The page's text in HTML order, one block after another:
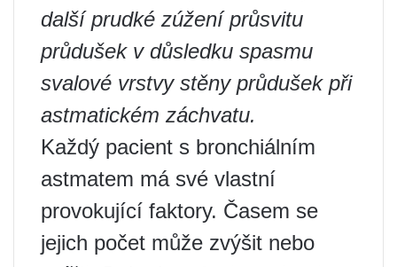
další prudké zúžení průsvitu
průdušek v důsledku spasmu
svalové vrstvy stěny průdušek při
astmatickém záchvatu.
Každý pacient s bronchiálním
astmatem má své vlastní
provokující faktory. Časem se
jejich počet může zvýšit nebo